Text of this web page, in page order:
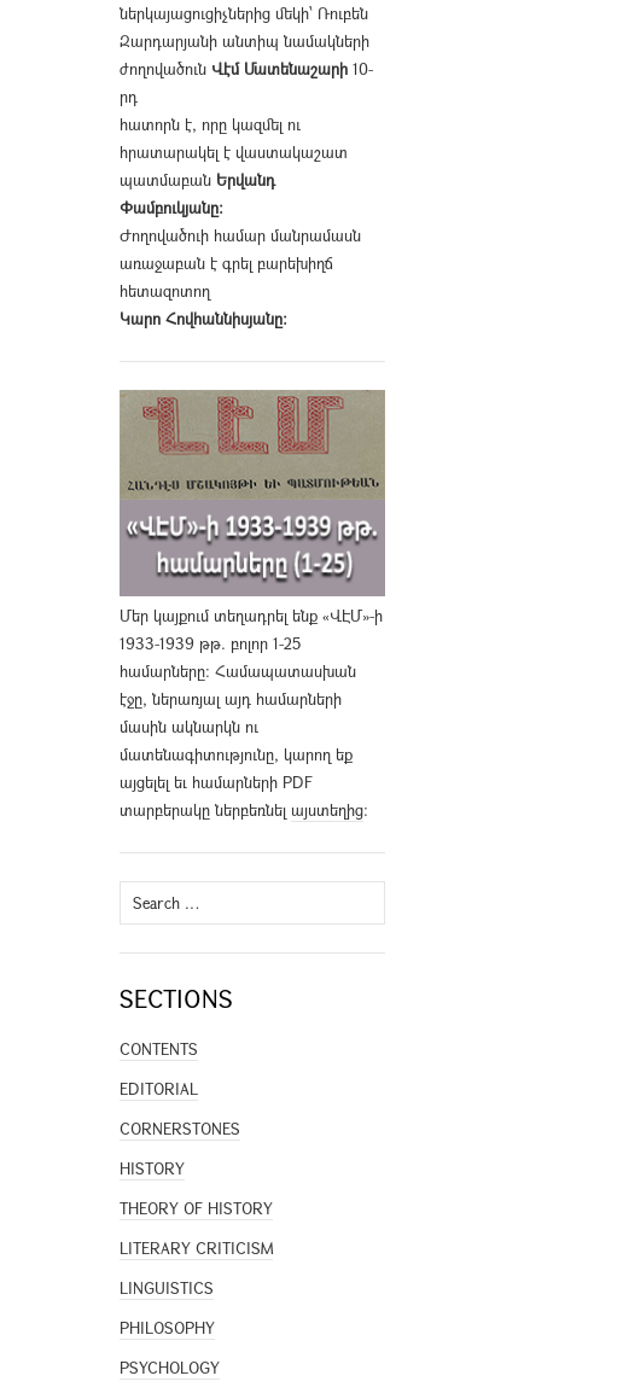
ներկայացուցիչներից մեկի՝ Ռուբեն
Զարդարյանի անտիպ նամակների
ժողովածուն Վէմ Մատենաշարի 10-
րդ
հատորն է, որը կազմել ու
հրատարակել է վաստակաշատ
պատմաբան Երվանդ
Փամբուկյանը։
Ժողովածուի համար մանրամասն
առաջաբան է գրել բարեխիղճ
հետազոտող
Կարո Հովհաննիսյանը։
Մեր կայքում տեղադրել ենք «ՎԷՄ»-ի
1933-1939 թթ. բոլոր 1-25
համարները։ Համապատասխան
էջը, ներառյալ այդ համարների
մասին ակնարկն ու
մատենագիտությունը, կարող եք
այցելել եւ համարների PDF
տարբերակը ներբեռնել այստեղից։
Search
for:
SECTIONS
CONTENTS
EDITORIAL
CORNERSTONES
HISTORY
THEORY OF HISTORY
LITERARY CRITICISM
LINGUISTICS
PHILOSOPHY
PSYCHOLOGY